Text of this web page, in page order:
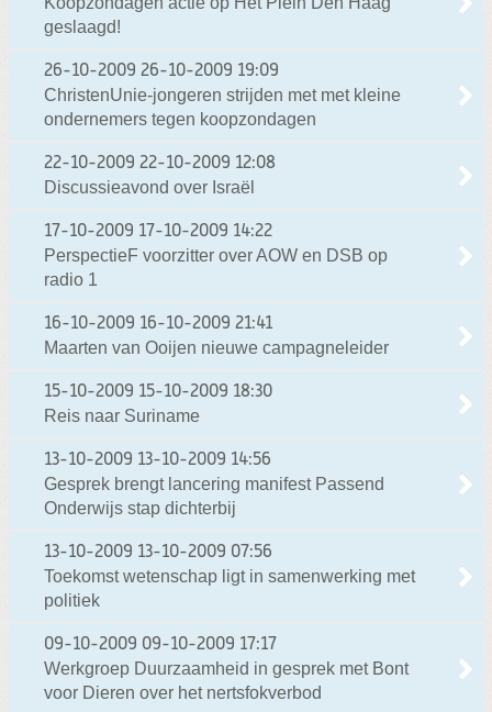
geslaagd!
26-10-2009 26-10-2009 19:09
ChristenUnie-jongeren strijden met met kleine
ondernemers tegen koopzondagen
22-10-2009 22-10-2009 12:08
Discussieavond over Israël
17-10-2009 17-10-2009 14:22
PerspectieF voorzitter over AOW en DSB op
radio 1
16-10-2009 16-10-2009 21:41
Maarten van Ooijen nieuwe campagneleider
15-10-2009 15-10-2009 18:30
Reis naar Suriname
13-10-2009 13-10-2009 14:56
Gesprek brengt lancering manifest Passend
Onderwijs stap dichterbij
13-10-2009 13-10-2009 07:56
Toekomst wetenschap ligt in samenwerking met
politiek
09-10-2009 09-10-2009 17:17
Werkgroep Duurzaamheid in gesprek met Bont
voor Dieren over het nertsfokverbod